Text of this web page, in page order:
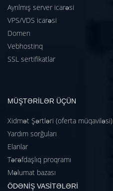
Ayrılmış server icarəsi
VPS/VDS icarəsi
Domen
Vebhostinq
SSL sertifikatlar
MÜŞTƏRİLƏR ÜÇÜN
Xidmət Şərtləri (oferta müqaviləsi)
Yardım sorğuları
Elanlar
Tərəfdaşlıq proqramı
Məlumat bazası
ÖDƏNİŞ VASİTƏLƏRİ